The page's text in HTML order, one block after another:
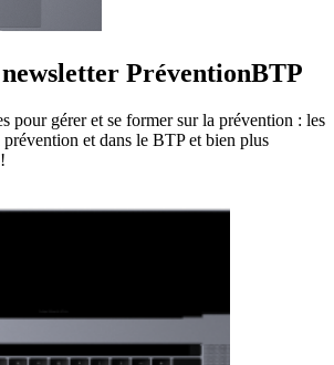
PréventionBTP
pour gérer et se former sur la prévention : les
prévention et dans le BTP et bien plus